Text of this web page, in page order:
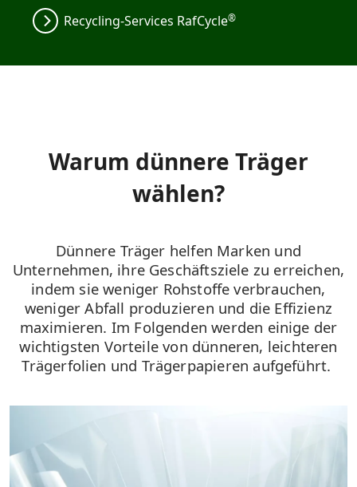
Recycling-Services RafCycle®
Warum dünnere Träger
wählen?
Dünnere Träger helfen Marken und
Unternehmen, ihre Geschäftsziele zu erreichen,
indem sie weniger Rohstoffe verbrauchen,
weniger Abfall produzieren und die Effizienz
maximieren. Im Folgenden werden einige der
wichtigsten Vorteile von dünneren, leichteren
Trägerfolien und Trägerpapieren aufgeführt.